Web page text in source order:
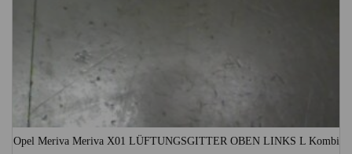
Opel Meriva Meriva X01 LÜFTUNGSGITTER OBEN LINKS L Kombi